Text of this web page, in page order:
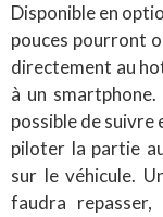
Disponible en
pouces pourront
directement au
à un
possible de suivre
piloter la partie
sur le véhicule.
faudra repasser,